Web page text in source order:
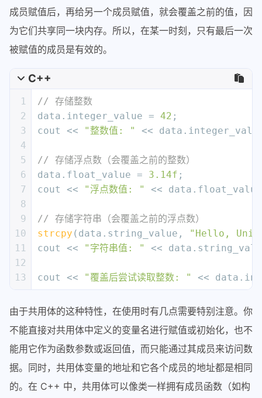
23
24
25
27
29
30
31
32
33
    cout <<
"浮点数值: " <<
// 存储字符串（会覆盖之前的浮点数）
    cout <<
<<
// 演示数据覆盖效果
    cout <<
"覆盖后尝试读取整数: "
}
成员赋值后，再给另一个成员赋值，就会覆盖之前的值，因
为它们共享同一块内存。所以，在某一时刻，只有最后一次
被赋值的成员是有效的。
C++
1
2
3
4
5
6
7
8
9
10
11
12
13
// 存储整数
data.integer_value = 42 ;
cout <<
"整数值: " <<
// 存储浮点数（会覆盖之前的整数）
data.float_value = 3.14f ;
cout <<
"浮点数值: " <<
// 存储字符串（会覆盖之前的浮点数）
strcpy (data.string_value,
"Hello,
cout <<
"字符串值: " <<
cout << "覆盖后尝试读取整数: " <<
由于共用体的这种特性，在使用时有几点需要特别注意。你
不能直接对共用体中定义的变量名进行赋值或初始化，也不
能用它作为函数参数或返回值，而只能通过其成员来访问数
据。同时，共用体变量的地址和它各个成员的地址都是相同
的。在 C++ 中，共用体可以像类一样拥有成员函数（如构